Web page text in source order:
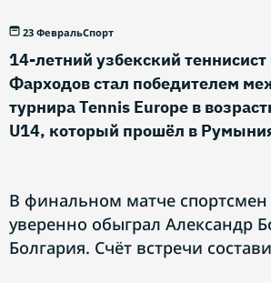
23 ФевральСпорт
14-летний узбекский
Фарходов стал победителем
турнира Tennis Europe в
U14, который прошёл в
В финальном матче спортсмен
уверенно обыграл Александр
Болгария. Счёт встречи